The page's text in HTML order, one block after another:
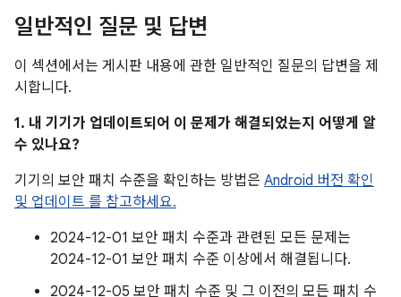
일반적인 질문 및 답변
이 섹션에서는 게시판 내용에 관한 일반적인 질문의 답변을 제
시합니다.
1. 내 기기가 업데이트되어 이 문제가 해결되었는지 어떻게 알
수 있나요?
기기의 보안 패치 수준을 확인하는 방법은 Android 버전 확인
및 업데이트 를 참고하세요.
2024-12-01 보안 패치 수준과 관련된 모든 문제는
2024-12-01 보안 패치 수준 이상에서 해결됩니다.
2024-12-05 보안 패치 수준 및 그 이전의 모든 패치 수